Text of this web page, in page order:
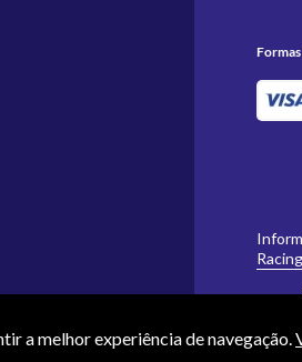
a melhor experiência de navegação.